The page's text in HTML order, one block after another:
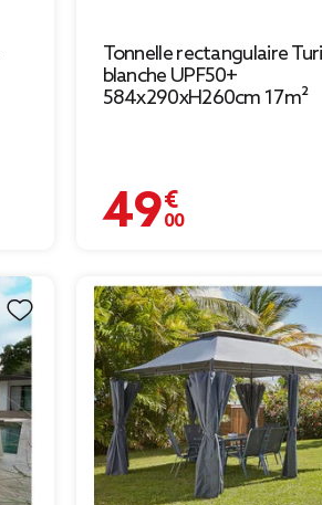
Tonnelle rectangulaire
blanche UPF50+
584x290xH260cm 17m²
49,00 €